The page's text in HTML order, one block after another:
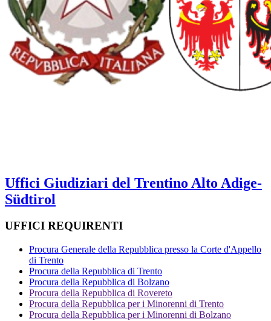
Uffici Giudiziari del Trentino Alto Adige-
Südtirol
UFFICI REQUIRENTI
Procura Generale della Repubblica presso la Corte d'Appello
di Trento
Procura della Repubblica di Trento
Procura della Repubblica di Bolzano
Procura della Repubblica di Rovereto
Procura della Repubblica per i Minorenni di Trento
Procura della Repubblica per i Minorenni di Bolzano